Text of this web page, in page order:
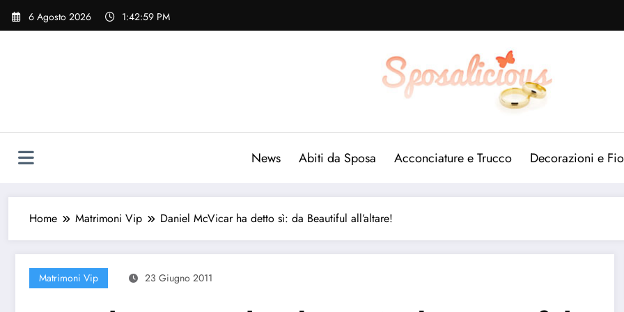
Vai
6 Agosto 2026 1:43:00 PM
News Abiti da Sposa Acconciature e Trucco Decorazioni e
Home Matrimoni Vip Daniel McVicar ha detto sì: da Beautiful all’altare!
Matrimoni Vip 23 Giugno 2011